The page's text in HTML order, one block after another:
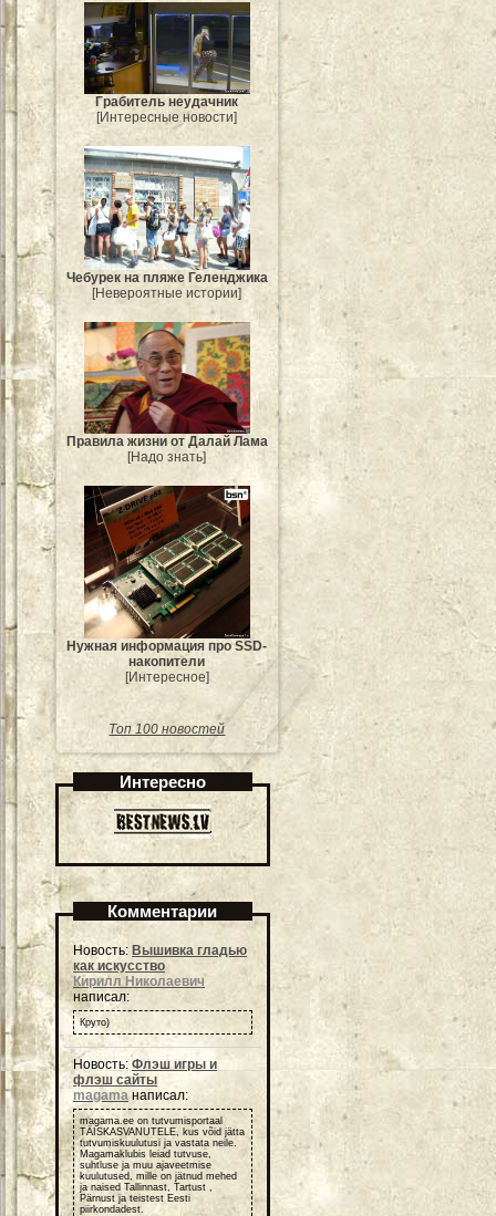
Грабитель неудачник
[Интересные новости]
Чебурек на пляже Геленджика
[Невероятные истории]
Правила жизни от Далай Лама
[Надо знать]
Нужная информация про SSD-
накопители
[Интересное]
Топ 100 новостей
Интересно
Комментарии
Новость: Вышивка гладью
как искусство
Кирилл Николаевич
написал:
Круто)
Новость: Флэш игры и
флэш сайты
magama написал:
magama.ee on tutvumisportaal
TÄISKASVANUTELE, kus võid jätta
tutvumiskuulutusi ja vastata neile.
Magamaklubis leiad tutvuse,
suhtluse ja muu ajaveetmise
kuulutused, mille on jätnud mehed
ja naised Tallinnast, Tartust ,
Pärnust ja teistest Eesti
piirkondadest.